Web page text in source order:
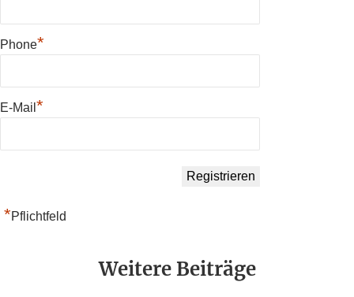
Phone*
E-Mail *
*Pflichtfeld
Weitere Beiträge